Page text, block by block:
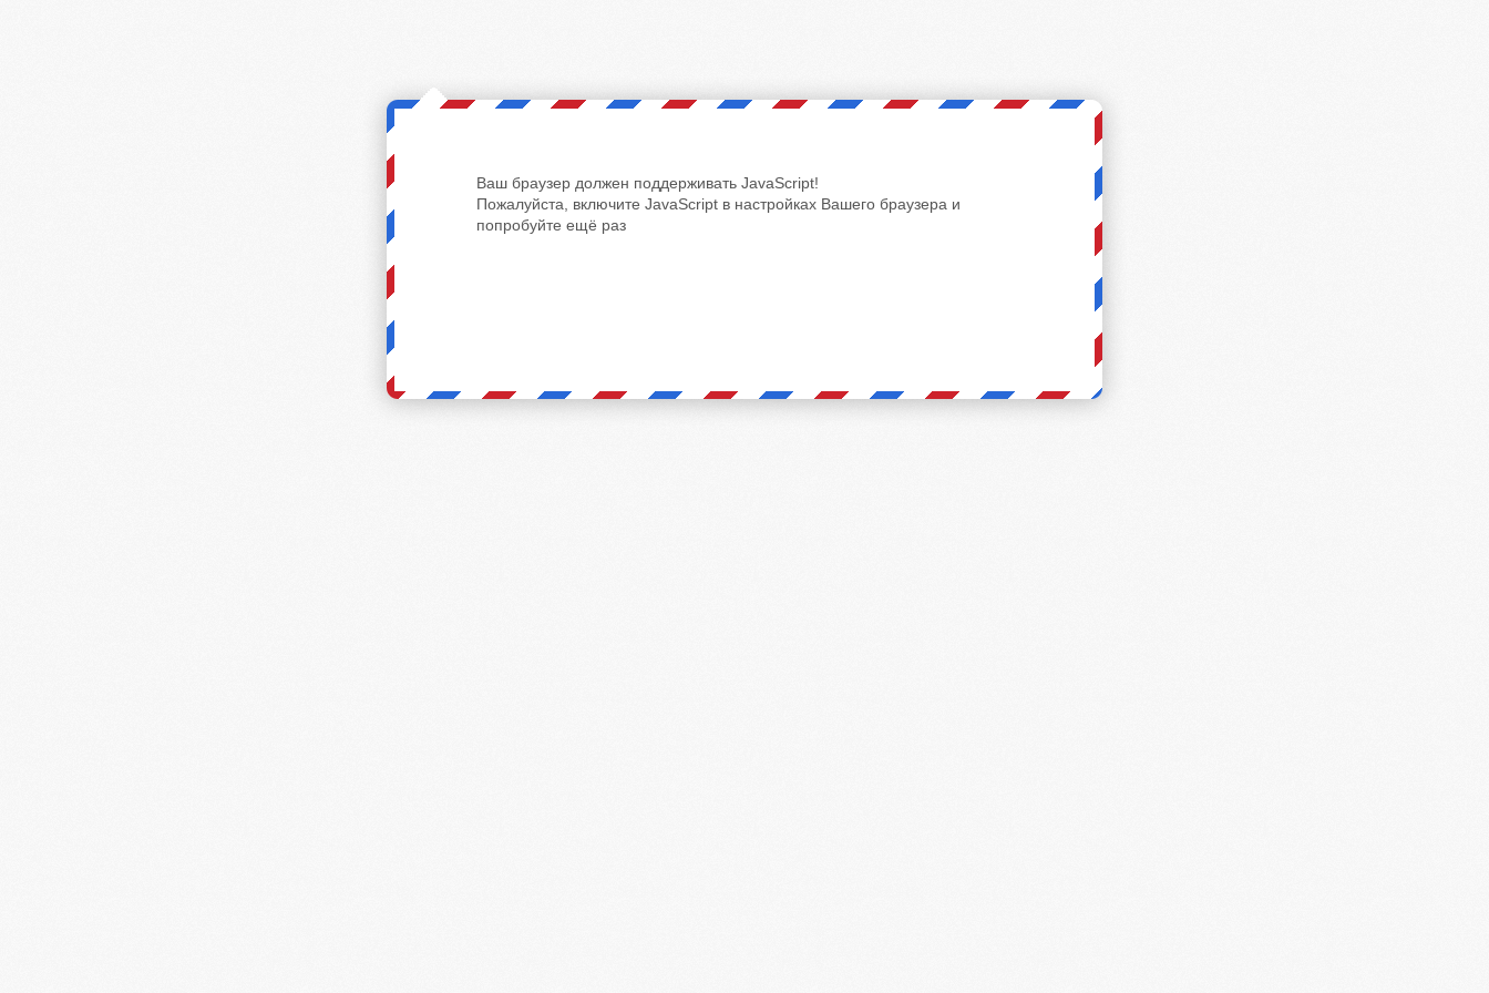
Ваш браузер должен поддерживать JavaScript!
Пожалуйста, включите JavaScript в настройках Вашего браузера и
попробуйте ещё раз